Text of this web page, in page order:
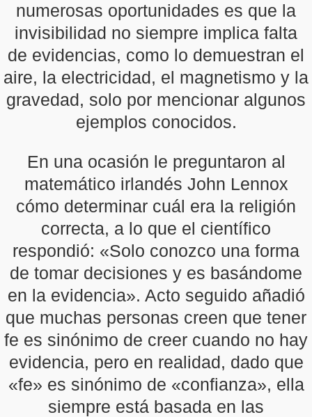
numerosas oportunidades es que la
invisibilidad no siempre implica falta
de evidencias, como lo demuestran el
aire, la electricidad, el magnetismo y la
gravedad, solo por mencionar algunos
ejemplos conocidos.
En una ocasión le preguntaron al
matemático irlandés John Lennox
cómo determinar cuál era la religión
correcta, a lo que el científico
respondió: «Solo conozco una forma
de tomar decisiones y es basándome
en la evidencia». Acto seguido añadió
que muchas personas creen que tener
fe es sinónimo de creer cuando no hay
evidencia, pero en realidad, dado que
«fe» es sinónimo de «confianza», ella
siempre está basada en las